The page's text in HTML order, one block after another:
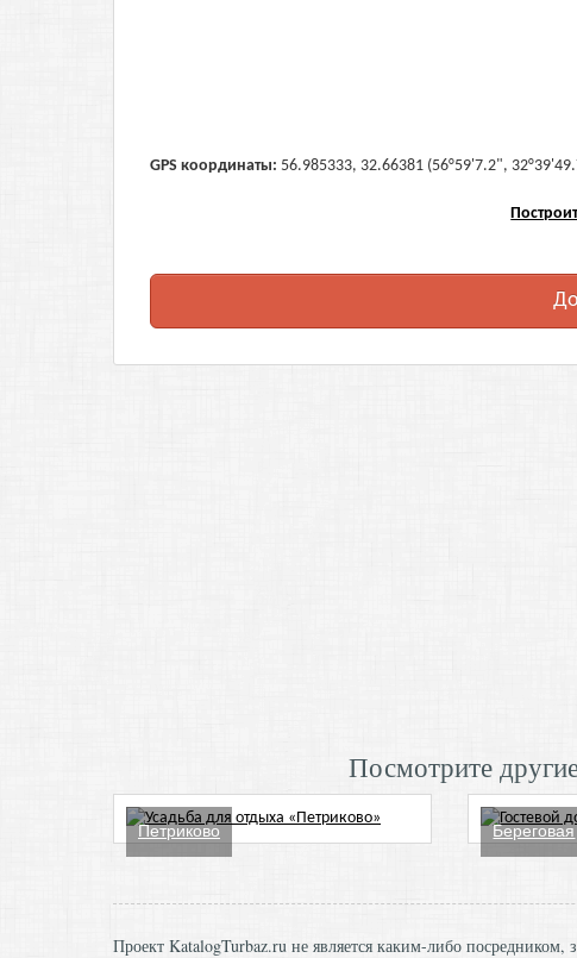
GPS координаты: 56.985333, 32.66381 (56°59'7.2",
Посмотрите
Петриково Береговая
Проект KatalogTurbaz.ru не является каким-либо